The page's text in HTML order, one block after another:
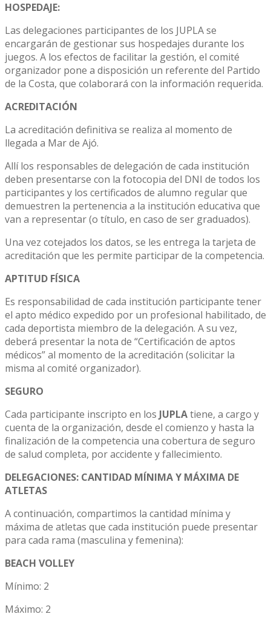
HOSPEDAJE:
Las delegaciones participantes de los JUPLA se
encargarán de gestionar sus hospedajes durante los
juegos. A los efectos de facilitar la gestión, el comité
organizador pone a disposición un referente del Partido
de la Costa, que colaborará con la información requerida.
ACREDITACIÓN
La acreditación definitiva se realiza al momento de
llegada a Mar de Ajó.
Allí los responsables de delegación de cada institución
deben presentarse con la fotocopia del DNI de todos los
participantes y los certificados de alumno regular que
demuestren la pertenencia a la institución educativa que
van a representar (o título, en caso de ser graduados).
Una vez cotejados los datos, se les entrega la tarjeta de
acreditación que les permite participar de la competencia.
APTITUD FÍSICA
Es responsabilidad de cada institución participante tener
el apto médico expedido por un profesional habilitado, de
cada deportista miembro de la delegación. A su vez,
deberá presentar la nota de “Certificación de aptos
médicos” al momento de la acreditación (solicitar la
misma al comité organizador).
SEGURO
Cada participante inscripto en los JUPLAtiene, a cargo y
cuenta de la organización, desde el comienzo y hasta la
finalización de la competencia una cobertura de seguro
de salud completa, por accidente y fallecimiento.
DELEGACIONES: CANTIDAD MÍNIMA Y MÁXIMA DE
ATLETAS
A continuación, compartimos la cantidad mínima y
máxima de atletas que cada institución puede presentar
para cada rama (masculina y femenina):
BEACH VOLLEY
Mínimo: 2
Máximo: 2